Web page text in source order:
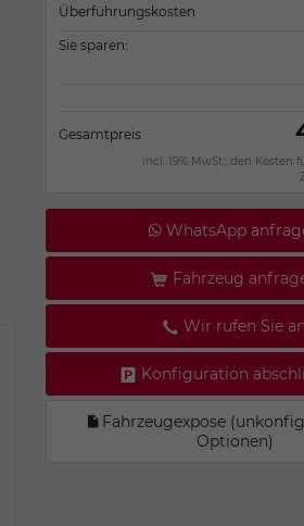
Überführungskosten
Sie sparen:
Gesamtpreis
incl. 19% MwSt., den Kosten
WhatsApp
Fahrzeug
Wir rufen Sie an
Konfiguration
Fahrzeugexpose
Optionen)